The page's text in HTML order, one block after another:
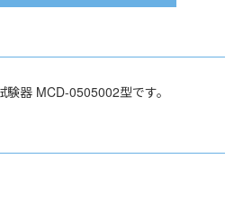
器 MCD-0505002型です。